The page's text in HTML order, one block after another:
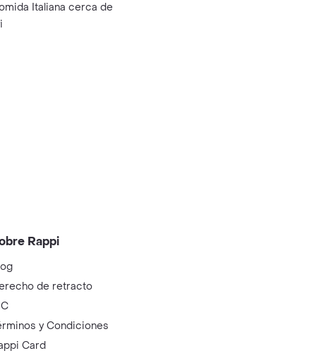
Italiana cerca de
Rappi
de retracto
y Condiciones
Card